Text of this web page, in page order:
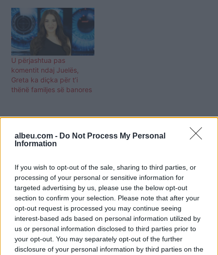
albeu.com - Do Not Process My Personal
Information
If you wish to opt-out of the sale, sharing to third parties, or
processing of your personal or sensitive information for
targeted advertising by us, please use the below opt-out
section to confirm your selection. Please note that after your
opt-out request is processed you may continue seeing
interest-based ads based on personal information utilized by
us or personal information disclosed to third parties prior to
your opt-out. You may separately opt-out of the further
disclosure of your personal information by third parties on the
U përjashtua pas
komentit ndaj Juelës,
Greta ka diçka për t’i
thënë familjes së banores